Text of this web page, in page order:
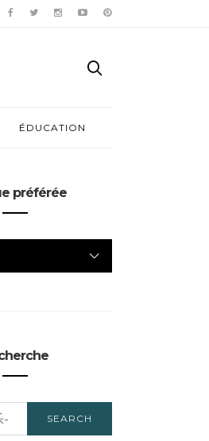
ÉDUCATION
préférée
SEARCH